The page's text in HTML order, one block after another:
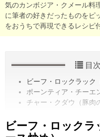
気のカンボジア・クメール料
に筆者の好きだったものをピ
をおうちで再現できるレシピ
目次
ビーフ・ロックラック
ポーンティア・チーエ
チャー・クダウ（豚肉
ビーフ・ロック